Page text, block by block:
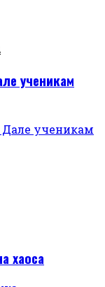
ученикам
хаоса